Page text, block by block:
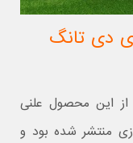
دی تانگ
از این محصول علنی
منتشر شده بود و